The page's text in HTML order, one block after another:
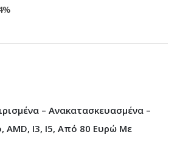
– Ανακατασκευασμένα –
AMD, I3, I5, Από 80 Ευρώ Με